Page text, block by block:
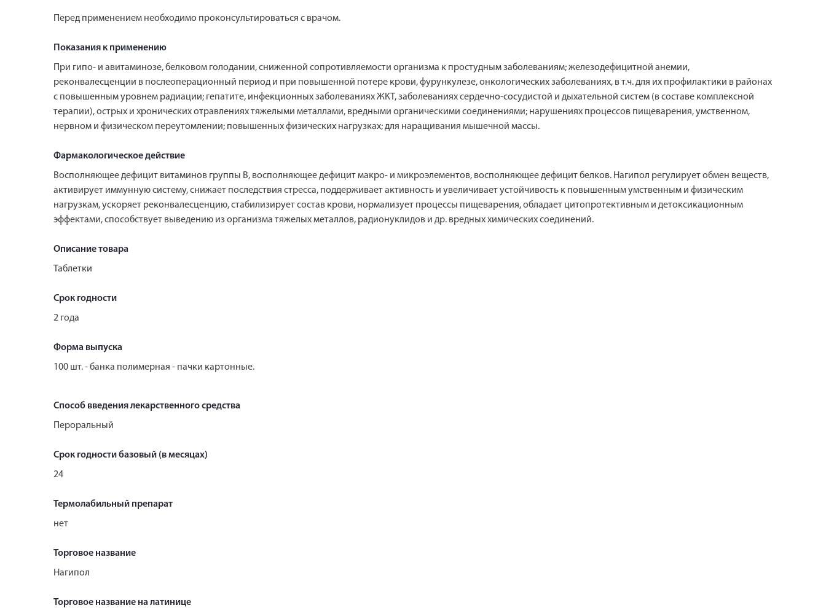
Перед применением необходимо проконсультироваться с врачом.
Показания к применению
При гипо- и авитаминозе, белковом голодании, сниженной сопротивляемости организма к простудным заболеваниям; железодефицитной анемии,
реконвалесценции в послеоперационный период и при повышенной потере крови, фурункулезе, онкологических заболеваниях, в т.ч. для их профилактики в районах
с повышенным уровнем радиации; гепатите, инфекционных заболеваниях ЖКТ, заболеваниях сердечно-сосудистой и дыхательной систем (в составе комплексной
терапии), острых и хронических отравлениях тяжелыми металлами, вредными органическими соединениями; нарушениях процессов пищеварения, умственном,
нервном и физическом переутомлении; повышенных физических нагрузках; для наращивания мышечной массы.
Фармакологическое действие
Восполняющее дефицит витаминов группы B, восполняющее дефицит макро- и микроэлементов, восполняющее дефицит белков. Нагипол регулирует обмен веществ,
активирует иммунную систему, снижает последствия стресса, поддерживает активность и увеличивает устойчивость к повышенным умственным и физическим
нагрузкам, ускоряет реконвалесценцию, стабилизирует состав крови, нормализует процессы пищеварения, обладает цитопротективным и детоксикационным
эффектами, способствует выведению из организма тяжелых металлов, радионуклидов и др. вредных химических соединений.
Описание товара
Таблетки
Срок годности
2 года
Форма выпуска
100 шт. - банка полимерная - пачки картонные.
Способ введения лекарственного средства
Пероральный
Срок годности базовый (в месяцах)
24
Термолабильный препарат
нет
Торговое название
Нагипол
Торговое название на латинице